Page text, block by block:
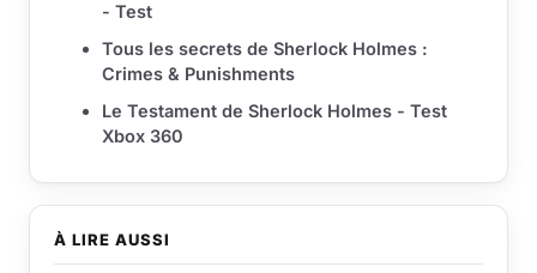
À LIRE AUSSI
- Test
Tous les secrets de Sherlock Holmes :
Crimes & Punishments
Le Testament de Sherlock Holmes - Test
Xbox 360